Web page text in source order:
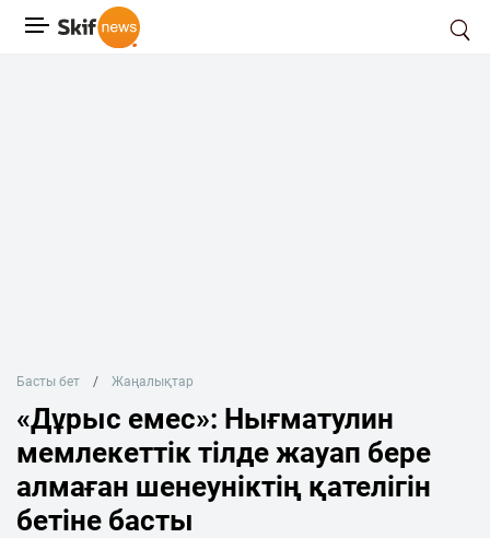
Басты бет Жаңалықтар
«Дұрыс емес»: Нығматулин
мемлекеттік тілде жауап бере
алмаған шенеуніктің қателігін
бетіне басты